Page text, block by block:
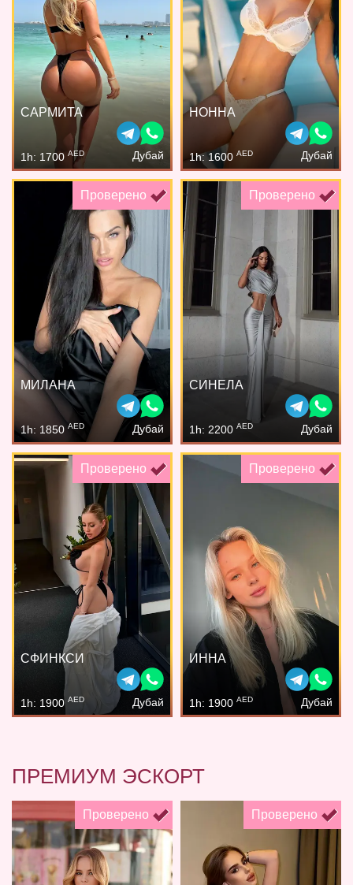
САРМИТА
1h: 1700 AED Дубай
НОННА
1h: 1600 AED Дубай
Проверено
МИЛАНА
1h: 1850 AED Дубай
Проверено
СИНЕЛА
1h: 2200 AED Дубай
Проверено
СФИНКСИ
1h: 1900 AED Дубай
Проверено
ИННА
1h: 1900 AED Дубай
ПРЕМИУМ ЭСКОРТ
Проверено Проверено